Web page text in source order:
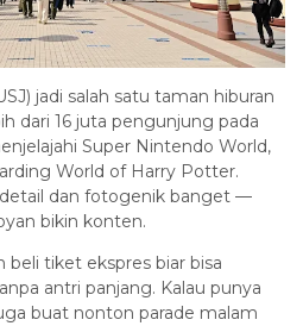
jadi salah satu taman hiburan
dari 16 juta pengunjung pada
Super Nintendo World,
World of Harry Potter.
dan fotogenik banget —
bikin konten.
beli tiket ekspres biar bisa
antri panjang. Kalau punya
buat nonton parade malam